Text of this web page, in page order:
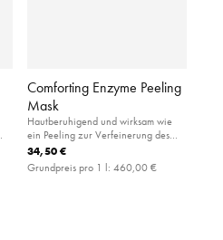
Comforting Enzyme Peeling
Mask
Hautberuhigend und wirksam wie
ein Peeling zur Verfeinerung des
Hautbilds
34,50 €
Grundpreis pro 1 l: 460,00 €